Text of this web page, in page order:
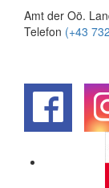
Amt der Oö.
Telefon (+43